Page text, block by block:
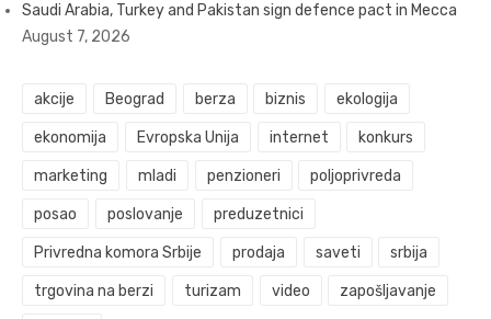
Saudi Arabia, Turkey and Pakistan sign defence pact in Mecca
August 7, 2026
akcije Beograd berza biznis ekologija
ekonomija Evropska Unija internet konkurs
marketing mladi penzioneri poljoprivreda
posao poslovanje preduzetnici
Privredna komora Srbije prodaja saveti srbija
trgovina na berzi turizam video zapošljavanje